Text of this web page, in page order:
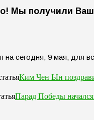
Мы получили
Ким Чен Ын
Парад Победы